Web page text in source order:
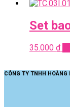
Set
35.000 ₫
CÔNG TY TNHH HOÀNG